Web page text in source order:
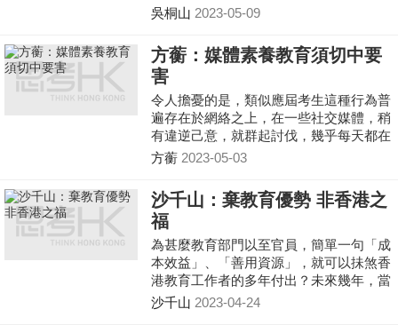
年輕人之所以失業，不是因為沒有工作機
思，是否是我們的教育出了問題，才令他
們失去積極向上的動力呢？
吳桐山 2023-05-09
方蘅：媒體素養教育須切中要
害
令人擔憂的是，類似應屆考生這種行為普
遍存在於網絡之上，在一些社交媒體，稍
有違逆己意，就群起討伐，幾乎每天都在
發生。
方蘅 2023-05-03
沙千山：棄教育優勢 非香港之
福
為甚麼教育部門以至官員，簡單一句「成
本效益」、「善用資源」，就可以抺煞香
港教育工作者的多年付出？未來幾年，當
一間間學校被迫退場、以百計教師被迫離
沙千山 2023-04-24